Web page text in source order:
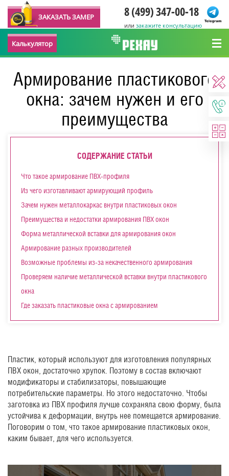
ЗАКАЗАТЬ ЗАМЕР 8 (499) 347-00-18
или закажите консультацию
Калькулятор
Армирование пластикового
окна: зачем нужен и его
преимущества
СОДЕРЖАНИЕ СТАТЬИ
Что такое армирование ПВХ-профиля
Из чего изготавливают армирующий профиль
Зачем нужен металлокаркас внутри пластиковых окон
Преимущества и недостатки армирования ПВХ окон
Форма металлической вставки для армирования окон
Армирование разных производителей
Возможные проблемы из-за некачественного армирования
Проверяем наличие металлической вставки внутри пластикового
окна
Где заказать пластиковые окна с армированием
Пластик, который используют для изготовления популярных
ПВХ окон, достаточно хрупок. Поэтому в состав включают
модификаторы и стабилизаторы, повышающие
потребительские параметры. Но этого недостаточно. Чтобы
заготовка из ПВХ профиля лучше сохраняла свою форму, была
устойчива к деформации, внутрь нее помещается армирование.
Поговорим о том, что такое армирование пластиковых окон,
каким бывает, для чего используется.